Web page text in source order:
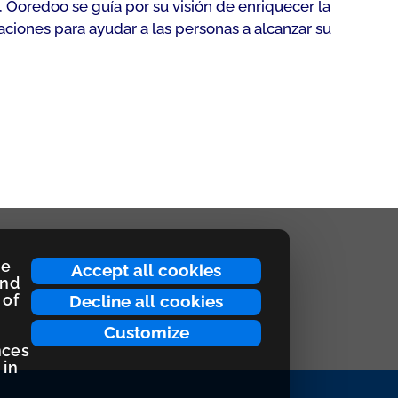
Accept all cookies
Decline all cookies
Customize
of
in
se guía por su visión de enriquecer la
para ayudar a las personas a alcanzar su